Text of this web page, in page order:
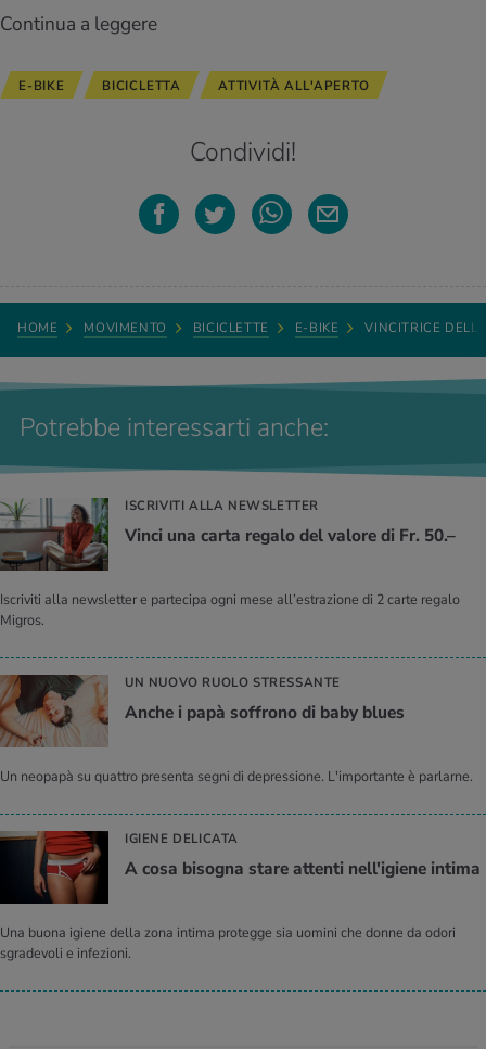
Continua a leggere
E-BIKE BICICLETTA ATTIVITÀ ALL'APERTO
Condividi!
HOME MOVIMENTO BICICLETTE E-BIKE VINCITRICE
Potrebbe interessarti anche:
ISCRIVITI ALLA NEWSLETTER
Vinci una carta regalo del valore di Fr. 50.–
Iscriviti alla newsletter e partecipa ogni mese all’estrazione di 2 carte regalo
Migros.
UN NUOVO RUOLO STRESSANTE
Anche i papà soffrono di baby blues
Un neopapà su quattro presenta segni di depressione. L'importante è parlarne.
IGIENE DELICATA
A cosa bisogna stare attenti nell'igiene intima
Una buona igiene della zona intima protegge sia uomini che donne da odori
sgradevoli e infezioni.